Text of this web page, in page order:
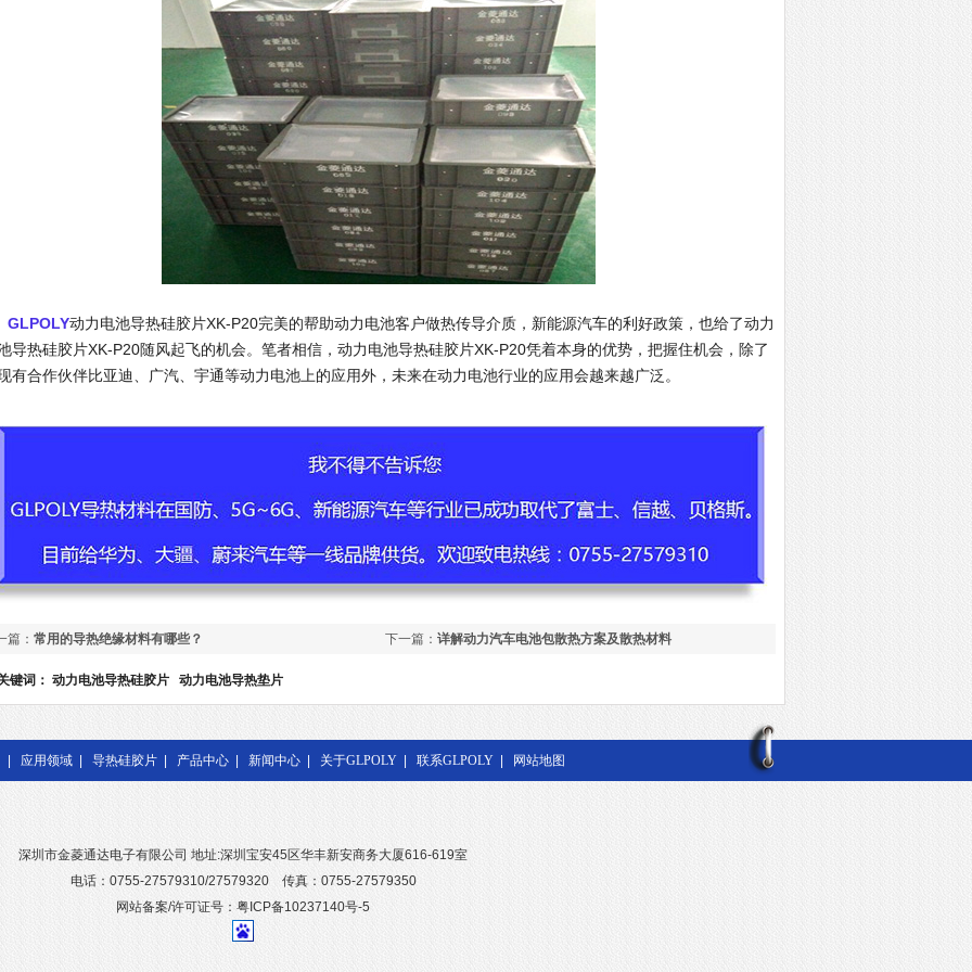
GLPOLY动力电池导热硅胶片XK-P20完美的帮助动力电池客户做热传导介质，新能源汽车的利好政策，也给了动力
导热硅胶片XK-P20随风起飞的机会。笔者相信，动力电池导热硅胶片XK-P20凭着本身的优势，把握住机会，除了
有合作伙伴比亚迪、广汽、宇通等动力电池上的应用外，未来在动力电池行业的应用会越来越广泛。
篇： 常用的导热绝缘材料有哪些？ 下一篇： 详解动力汽车电池包散热方案及散热材料
键词： 动力电池导热硅胶片 动力电池导热垫片
应用领域 导热硅胶片 产品中心 新闻中心 关于GLPOLY 联系GLPOLY 网站地图
深圳市金菱通达电子有限公司 地址:深圳宝安45区华丰新安商务大厦616-619室
电话：0755-27579310/27579320 传真：0755-27579350
网站备案/许可证号：粤ICP备10237140号-5